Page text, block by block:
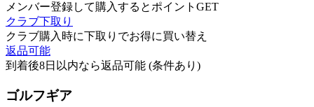
メンバー登録して購入するとポイントGET
クラブ下取り
クラブ購入時に下取りでお得に買い替え
返品可能
到着後8日以内なら返品可能 (条件あり)
ゴルフギア